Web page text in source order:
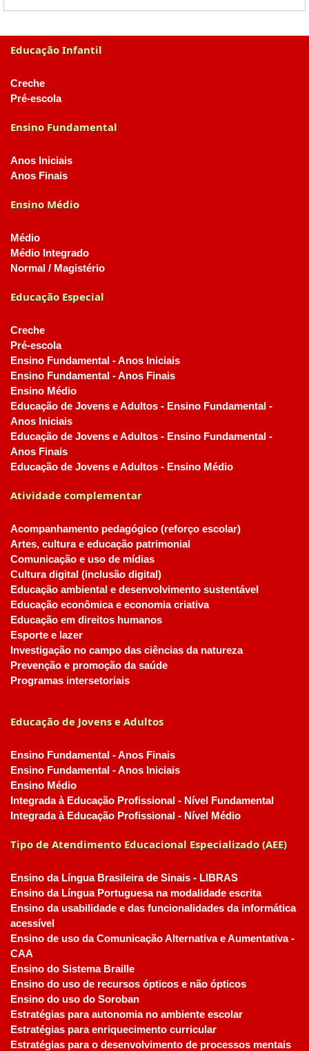
Educação Infantil
Creche
Pré-escola
Ensino Fundamental
Anos Iniciais
Anos Finais
Ensino Médio
Médio
Médio Integrado
Normal / Magistério
Educação Especial
Creche
Pré-escola
Ensino Fundamental - Anos Iniciais
Ensino Fundamental - Anos Finais
Ensino Médio
Educação de Jovens e Adultos - Ensino Fundamental -
Anos Iniciais
Educação de Jovens e Adultos - Ensino Fundamental -
Anos Finais
Educação de Jovens e Adultos - Ensino Médio
Atividade complementar
Acompanhamento pedagógico (reforço escolar)
Artes, cultura e educação patrimonial
Comunicação e uso de mídias
Cultura digital (inclusão digital)
Educação ambiental e desenvolvimento sustentável
Educação econômica e economia criativa
Educação em direitos humanos
Esporte e lazer
Investigação no campo das ciências da natureza
Prevenção e promoção da saúde
Programas intersetoriais
Educação de Jovens e Adultos
Ensino Fundamental - Anos Finais
Ensino Fundamental - Anos Iniciais
Ensino Médio
Integrada à Educação Profissional - Nível Fundamental
Integrada à Educação Profissional - Nível Médio
Tipo de Atendimento Educacional Especializado (AEE)
Ensino da Língua Brasileira de Sinais - LIBRAS
Ensino da Língua Portuguesa na modalidade escrita
Ensino da usabilidade e das funcionalidades da informática
acessível
Ensino de uso da Comunicação Alternativa e Aumentativa -
CAA
Ensino do Sistema Braille
Ensino do uso de recursos ópticos e não ópticos
Ensino do uso do Soroban
Estratégias para autonomia no ambiente escolar
Estratégias para enriquecimento curricular
Estratégias para o desenvolvimento de processos mentais